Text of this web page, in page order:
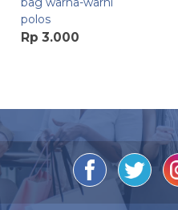
polos
Rp 3.000